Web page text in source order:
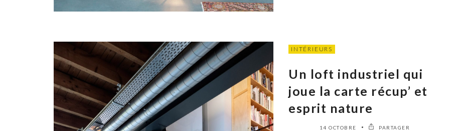
INTÉRIEURS
Un loft industriel qui
joue la carte récup’ et
esprit nature
14 OCTOBRE PARTAGER